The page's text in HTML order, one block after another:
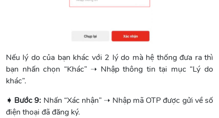
Nếu lý do của bạn khác với 2 lý do mà hệ thống đưa ra thì
bạn nhấn chọn “Khác” ➝ Nhập thông tin tại mục “Lý do
khác”.
➧ Bước 9: Nhấn “Xác nhận” ➝ Nhập mã OTP được gửi về số
điện thoại đã đăng ký.